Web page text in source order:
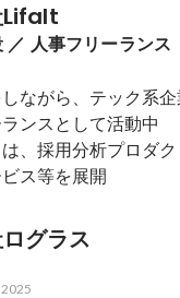
Lifalt
／ 人事フリーランス
ながら、テック系
ンスとして活動中
、採用分析プロダク
ス等を展開
グラス